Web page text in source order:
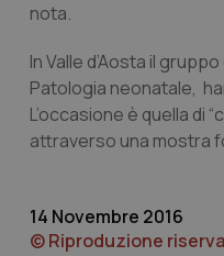
nota.
In Valle d’Aosta il
Patologia neonatale,
L’occasione è quella di
attraverso una mostra
14 Novembre 2016
© Riproduzione